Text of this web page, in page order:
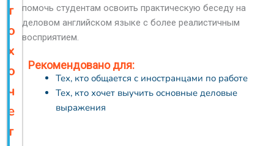
т
о
х
о
ч
е
т
помочь студентам освоить практическую беседу на
деловом английском языке с более реалистичным
восприятием.
Рекомендовано для:
Тех, кто общается с иностранцами по работе
Тех, кто хочет выучить основные деловые
выражения